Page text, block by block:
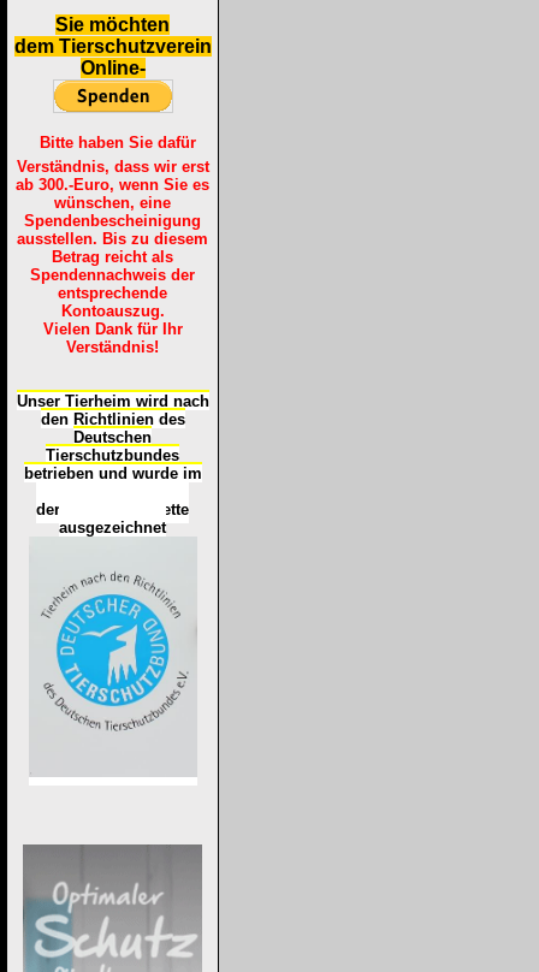
Sie möchten
dem Tierschutzverein
Online-
Bitte haben Sie dafür
Verständnis, dass wir erst
ab 300.-Euro, wenn Sie es
wünschen, eine
Spendenbescheinigung
ausstellen. Bis zu diesem
Betrag reicht als
Spendennachweis der
entsprechende
Kontoauszug.
Vielen Dank für Ihr
Verständnis!
Unser Tierheim wird nach
den Richtlinien des
Deutschen
Tierschutzbundes
betrieben und wurde im
der
Tierheimplakette
ausgezeichnet